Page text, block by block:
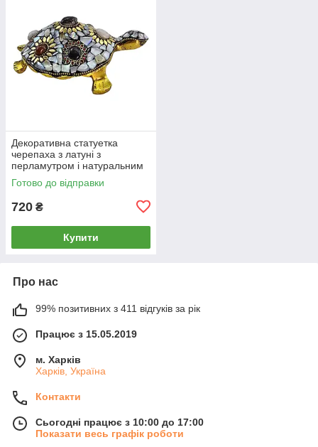
Декоративна статуетка
черепаха з латуні з
перламутром і натуральним
камінням, Індія, 5х11,2х16 см
Готово до відправки
720 ₴
Купити
Про нас
99% позитивних з 411 відгуків за рік
Працює з 15.05.2019
м. Харків
Харків, Україна
Контакти
Сьогодні працює з 10:00 до 17:00
Показати весь графік роботи